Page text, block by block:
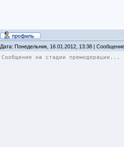
Дата: Понедельник, 16.01.2012, 13:38 |
Сообщение на стадии премодерации...